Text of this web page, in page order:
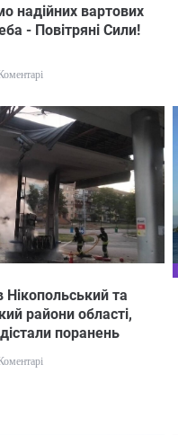
надійних вартових
- Повітряні Сили!
Нікопольський та
райони області,
поранень